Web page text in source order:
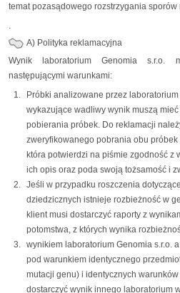
temat pozasądowego rozstrzygania sporów
A) Polityka reklamacyjna
Wynik laboratorium Genomia s.r.o.
następującymi warunkami:
Próbki analizowane przez
wykazujące wadliwy wynik muszą
pobierania próbek. Do reklamacji
zweryfikowanego pobrania obu próbek
która potwierdzi na piśmie zgodność z
ich opis oraz poda swoją tożsamość i
Jeśli w przypadku roszczenia
dziedzicznych istnieje rozbieżność w
klient musi dostarczyć raporty z
potomstwa, z których wynika
wynikiem laboratorium Genomia s.r.o.
pod warunkiem identycznego
mutacji genu) i identycznych
dostarczyć wynik innego laboratorium